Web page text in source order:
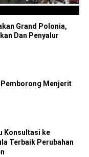
Grand Polonia,
Dan Penyalur
Pemborong Menjerit
Konsultasi ke
Terbaik Perubahan